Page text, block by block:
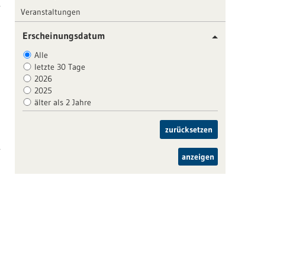
Veranstaltungen
Erscheinungsdatum
Alle
letzte 30 Tage
2026
2025
älter als 2 Jahre
zurücksetzen
anzeigen